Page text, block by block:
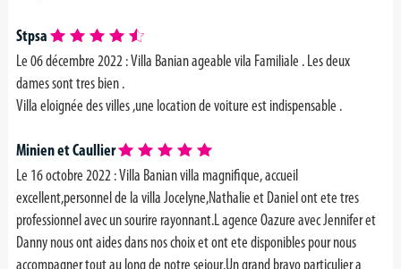
Stpsa
Le 06 décembre 2022 : Villa Banian ageable vila Familiale . Les deux
dames sont tres bien .
Villa eloignée des villes ,une location de voiture est indispensable .
Minien et Caullier
Le 16 octobre 2022 : Villa Banian villa magnifique, accueil
excellent,personnel de la villa Jocelyne,Nathalie et Daniel ont ete tres
professionnel avec un sourire rayonnant.L agence Oazure avec Jennifer et
Danny nous ont aides dans nos choix et ont ete disponibles pour nous
accompagner tout au long de notre sejour.Un grand bravo particulier a